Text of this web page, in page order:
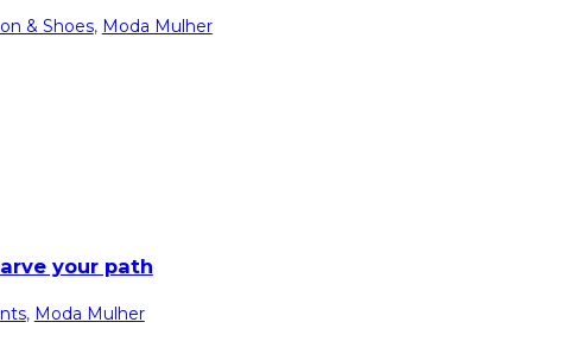
& Shoes, Moda Mulher
your path
, Moda Mulher